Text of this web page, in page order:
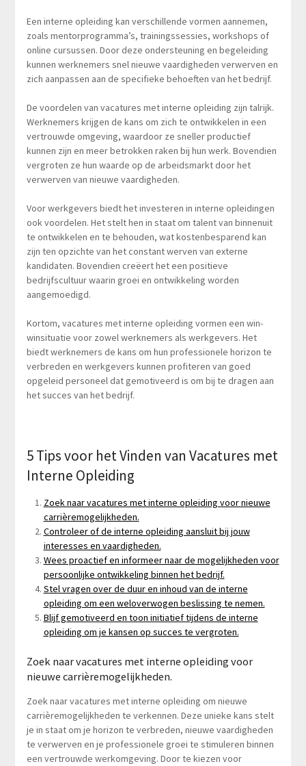
Een interne opleiding kan verschillende vormen aannemen,
zoals mentorprogramma’s, trainingssessies, workshops of
online cursussen. Door deze ondersteuning en begeleiding
kunnen werknemers snel nieuwe vaardigheden verwerven en
zich aanpassen aan de specifieke behoeften van het bedrijf.
De voordelen van vacatures met interne opleiding zijn talrijk.
Werknemers krijgen de kans om zich te ontwikkelen in een
vertrouwde omgeving, waardoor ze sneller productief
kunnen zijn en meer betrokken raken bij hun werk. Bovendien
vergroten ze hun waarde op de arbeidsmarkt door het
verwerven van nieuwe vaardigheden.
Voor werkgevers biedt het investeren in interne opleidingen
ook voordelen. Het stelt hen in staat om talent van binnenuit
te ontwikkelen en te behouden, wat kostenbesparend kan
zijn ten opzichte van het constant werven van externe
kandidaten. Bovendien creëert het een positieve
bedrijfscultuur waarin groei en ontwikkeling worden
aangemoedigd.
Kortom, vacatures met interne opleiding vormen een win-
winsituatie voor zowel werknemers als werkgevers. Het
biedt werknemers de kans om hun professionele horizon te
verbreden en werkgevers kunnen profiteren van goed
opgeleid personeel dat gemotiveerd is om bij te dragen aan
het succes van het bedrijf.
5 Tips voor het Vinden van Vacatures met
Interne Opleiding
Zoek naar vacatures met interne opleiding voor nieuwe
carrièremogelijkheden.
Controleer of de interne opleiding aansluit bij jouw
interesses en vaardigheden.
Wees proactief en informeer naar de mogelijkheden voor
persoonlijke ontwikkeling binnen het bedrijf.
Stel vragen over de duur en inhoud van de interne
opleiding om een weloverwogen beslissing te nemen.
Blijf gemotiveerd en toon initiatief tijdens de interne
opleiding om je kansen op succes te vergroten.
Zoek naar vacatures met interne opleiding voor
nieuwe carrièremogelijkheden.
Zoek naar vacatures met interne opleiding om nieuwe
carrièremogelijkheden te verkennen. Deze unieke kans stelt
je in staat om je horizon te verbreden, nieuwe vaardigheden
te verwerven en je professionele groei te stimuleren binnen
een vertrouwde werkomgeving. Door te kiezen voor